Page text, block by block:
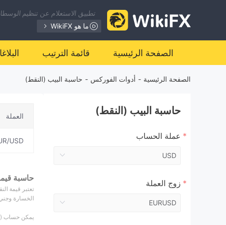
تطبيق الاستعلام عن تنظيم
ما هو WikiFX
الصفحة الرئيسية قائمة الترتيب
الصفحة الرئيسية - أدوات الفوركس - حاسبة البيب (النقط)
حاسبة البيب (النقط)
عملة الحساب
زوج العملة
العملة
USD
حاسبة
تعتبر قيمة
الخسارة وجني الأرباح. على
يمكن حساب